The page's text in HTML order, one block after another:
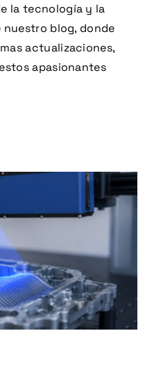
la tecnología y la
blog, donde
actualizaciones,
apasionantes